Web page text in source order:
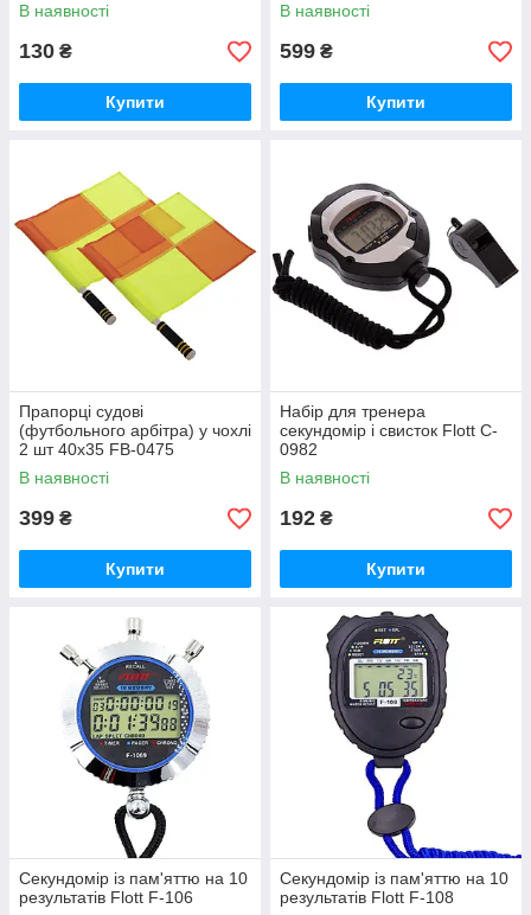
В наявності
130 ₴
Купити
В наявності
599 ₴
Купити
Прапорці судові
(футбольного арбітра) у чохлі
2 шт 40x35 FB-0475
В наявності
399 ₴
Купити
Набір для тренера
секундомір і свисток Flott C-
0982
В наявності
192 ₴
Купити
Секундомір із пам'яттю на 10
результатів Flott F-106
Секундомір із пам'яттю на 10
результатів Flott F-108